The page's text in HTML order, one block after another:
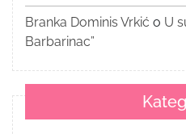
Branka Dominis Vrkić o U
Barbarinac”